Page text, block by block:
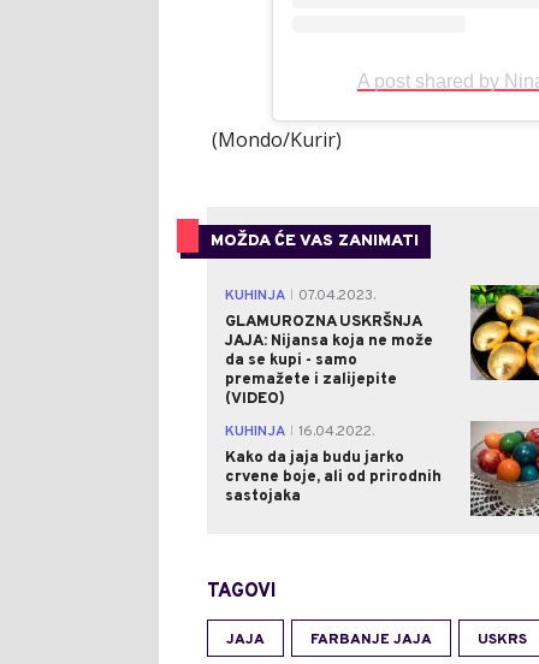
A post shared by
(Mondo/Kurir)
MOŽDA ĆE VAS ZANIMATI
KUHINJA
07.04.2023.
GLAMUROZNA USKRŠNJA
JAJA: Nijansa koja ne može
da se kupi - samo
premažete i zalijepite
(VIDEO)
KUHINJA
16.04.2022.
Kako da jaja budu jarko
crvene boje, ali od prirodnih
sastojaka
TAGOVI
JAJA FARBANJE JAJA USKRS